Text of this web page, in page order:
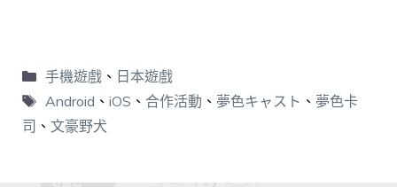
手機遊戲、 日本遊戲
Android 、 iOS 、 合作活動 、 夢色キャスト 、 夢色卡
司 、 文豪野犬